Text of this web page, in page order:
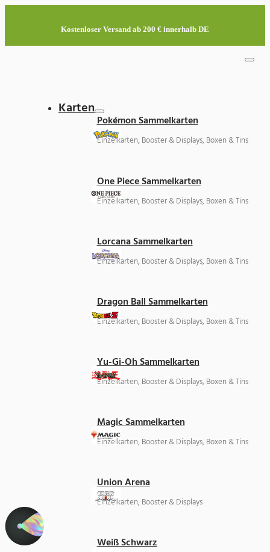
Kostenloser Versand ab 200 € innerhalb DE
Karten
Pokémon Sammelkarten
Einzelkarten, Booster & Displays, Boxen & Tins
One Piece Sammelkarten
Einzelkarten, Booster & Displays, Boxen & Tins
Lorcana Sammelkarten
Einzelkarten, Booster & Displays, Boxen & Tins
Dragon Ball Sammelkarten
Einzelkarten, Booster & Displays, Boxen & Tins
Yu-Gi-Oh Sammelkarten
Einzelkarten, Booster & Displays, Boxen & Tins
Magic Sammelkarten
Einzelkarten, Booster & Displays, Boxen & Tins
Union Arena
Einzelkarten, Booster & Displays
Weiß Schwarz